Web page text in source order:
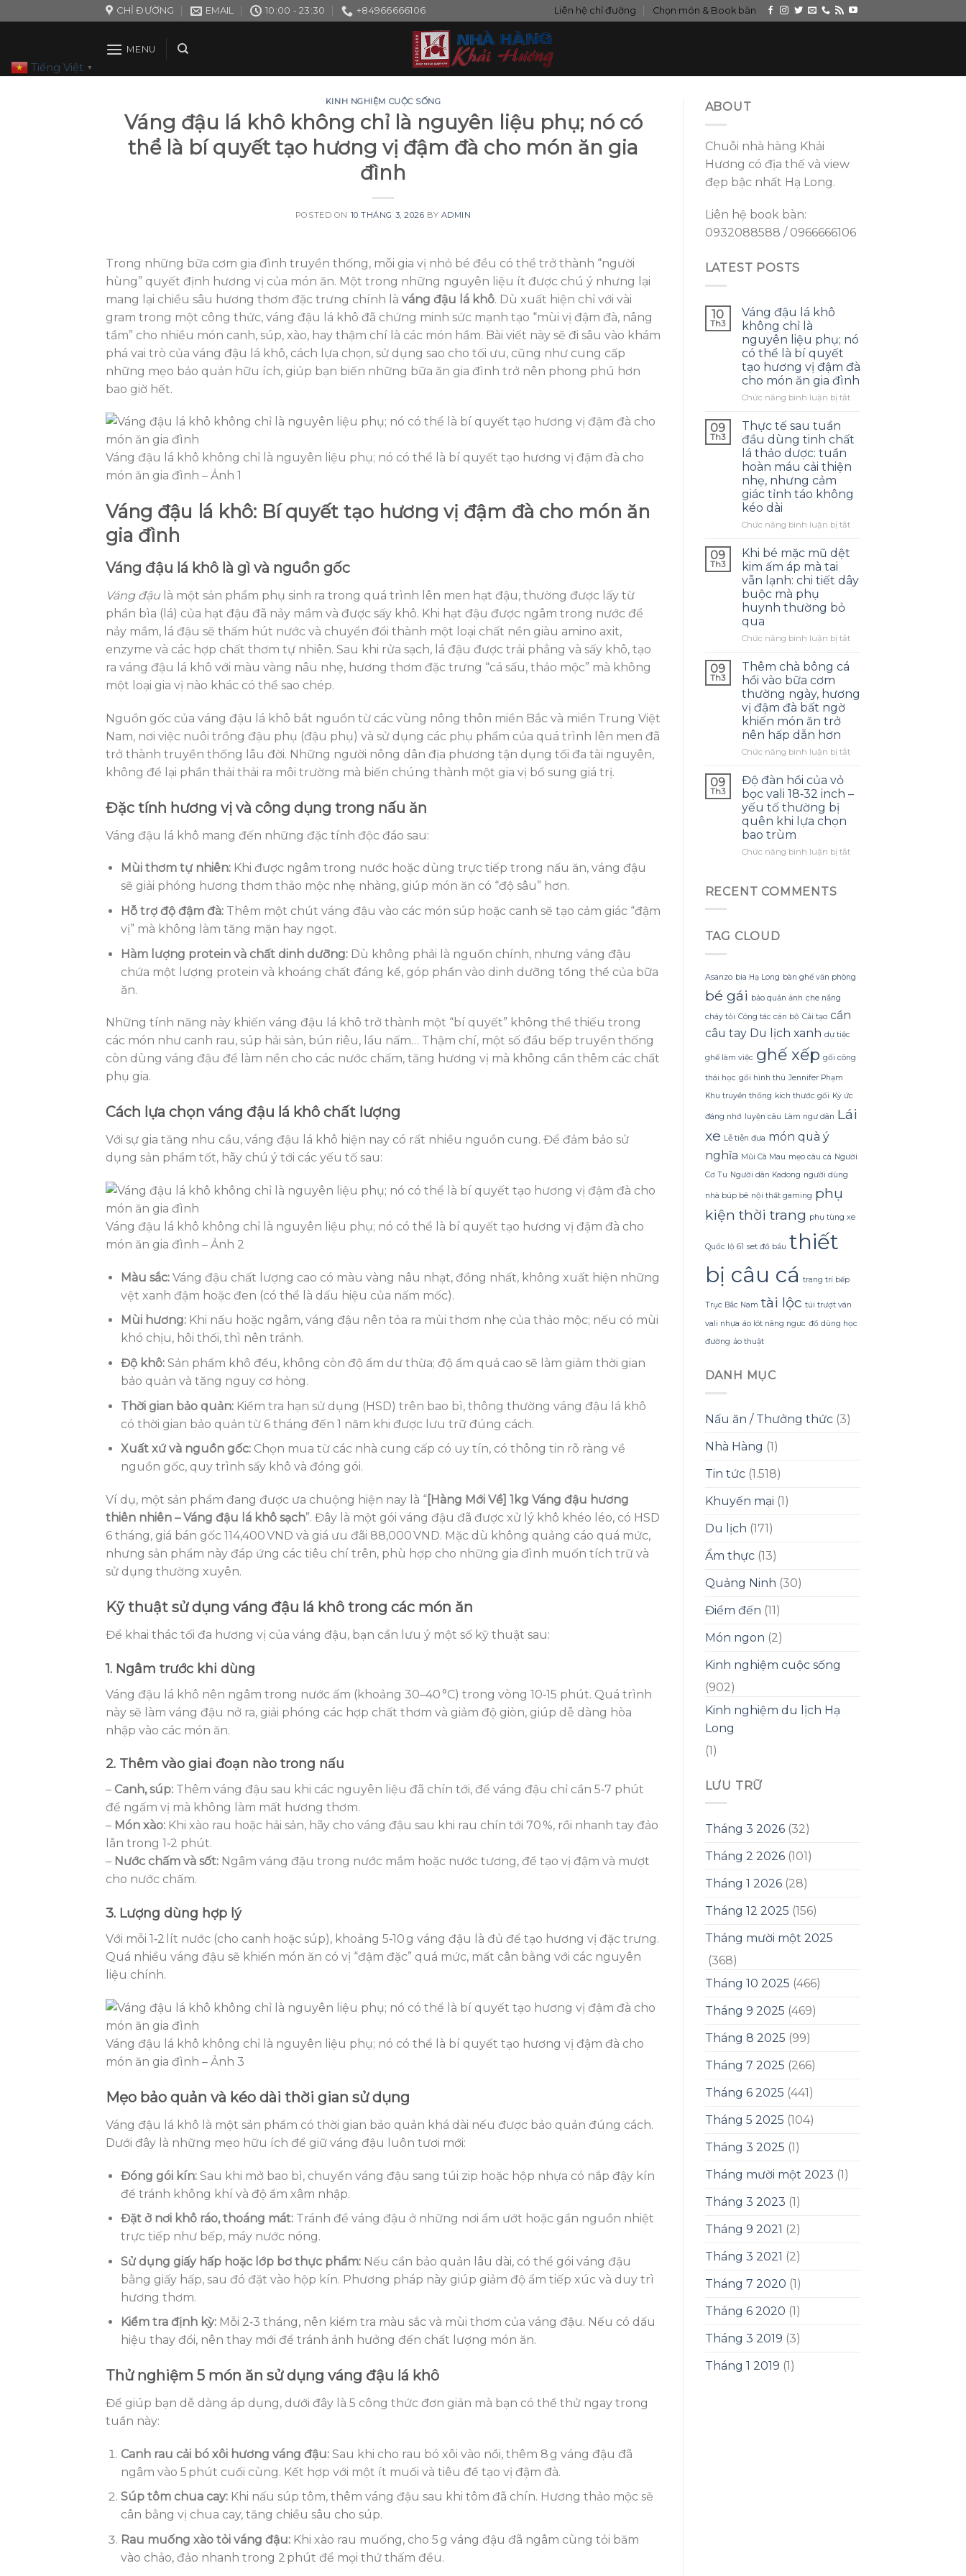
to
CHỈ ĐƯỜNG EMAIL 10:00 - 23:30 +84966666106 Liên hệ chỉ đường Chọn món & Book bàn
MENU
KINH NGHIỆM CUỘC SỐNG
Váng đậu lá khô không chỉ là nguyên liệu phụ; nó có
thể là bí quyết tạo hương vị đậm đà cho món ăn gia
đình
POSTED ON 10 THÁNG 3, 2026 BY ADMIN
Trong những bữa cơm gia đình truyền thống, mỗi gia vị nhỏ bé đều có thể trở thành “người
hùng” quyết định hương vị của món ăn. Một trong những nguyên liệu ít được chú ý nhưng lại
mang lại chiều sâu hương thơm đặc trưng chính là váng đậu lá khô. Dù xuất hiện chỉ với vài
gram trong một công thức, váng đậu lá khô đã chứng minh sức mạnh tạo “mùi vị đậm đà, nâng
tầm” cho nhiều món canh, súp, xào, hay thậm chí là các món hầm. Bài viết này sẽ đi sâu vào khám
phá vai trò của váng đậu lá khô, cách lựa chọn, sử dụng sao cho tối ưu, cũng như cung cấp
những mẹo bảo quản hữu ích, giúp bạn biến những bữa ăn gia đình trở nên phong phú hơn
bao giờ hết.
Váng đậu lá khô không chỉ là nguyên liệu phụ; nó có thể là bí quyết tạo hương vị đậm đà cho
món ăn gia đình – Ảnh 1
Váng đậu lá khô: Bí quyết tạo hương vị đậm đà cho món ăn
gia đình
Váng đậu lá khô là gì và nguồn gốc
Váng đậu là một sản phẩm phụ sinh ra trong quá trình lên men hạt đậu, thường được lấy từ
phần bìa (lá) của hạt đậu đã nảy mầm và được sấy khô. Khi hạt đậu được ngâm trong nước để
nảy mầm, lá đậu sẽ thấm hút nước và chuyển đổi thành một loại chất nền giàu amino axit,
enzyme và các hợp chất thơm tự nhiên. Sau khi rửa sạch, lá đậu được trải phẳng và sấy khô, tạo
ra váng đậu lá khô với màu vàng nâu nhẹ, hương thơm đặc trưng “cá sấu, thảo mộc” mà không
một loại gia vị nào khác có thể sao chép.
Nguồn gốc của váng đậu lá khô bắt nguồn từ các vùng nông thôn miền Bắc và miền Trung Việt
Nam, nơi việc nuôi trồng đậu phụ (đậu phụ) và sử dụng các phụ phẩm của quá trình lên men đã
trở thành truyền thống lâu đời. Những người nông dân địa phương tận dụng tối đa tài nguyên,
không để lại phần thải thải ra môi trường mà biến chúng thành một gia vị bổ sung giá trị.
Đặc tính hương vị và công dụng trong nấu ăn
Váng đậu lá khô mang đến những đặc tính độc đáo sau:
Mùi thơm tự nhiên:Khi được ngâm trong nước hoặc dùng trực tiếp trong nấu ăn, váng đậu
sẽ giải phóng hương thơm thảo mộc nhẹ nhàng, giúp món ăn có “độ sâu” hơn.
Hỗ trợ độ đậm đà:Thêm một chút váng đậu vào các món súp hoặc canh sẽ tạo cảm giác “đậm
vị” mà không làm tăng mặn hay ngọt.
Hàm lượng protein và chất dinh dưỡng:Dù không phải là nguồn chính, nhưng váng đậu
chứa một lượng protein và khoáng chất đáng kể, góp phần vào dinh dưỡng tổng thể của bữa
ăn.
Những tính năng này khiến váng đậu lá khô trở thành một “bí quyết” không thể thiếu trong
các món như canh rau, súp hải sản, bún riêu, lẩu nấm… Thậm chí, một số đầu bếp truyền thống
còn dùng váng đậu để làm nền cho các nước chấm, tăng hương vị mà không cần thêm các chất
phụ gia.
Cách lựa chọn váng đậu lá khô chất lượng
Với sự gia tăng nhu cầu, váng đậu lá khô hiện nay có rất nhiều nguồn cung. Để đảm bảo sử
dụng sản phẩm tốt, hãy chú ý tới các yếu tố sau:
Váng đậu lá khô không chỉ là nguyên liệu phụ; nó có thể là bí quyết tạo hương vị đậm đà cho
món ăn gia đình – Ảnh 2
Màu sắc:Váng đậu chất lượng cao có màu vàng nâu nhạt, đồng nhất, không xuất hiện những
vệt xanh đậm hoặc đen (có thể là dấu hiệu của nấm mốc).
Mùi hương:Khi nấu hoặc ngâm, váng đậu nên tỏa ra mùi thơm nhẹ của thảo mộc; nếu có mùi
khó chịu, hôi thối, thì nên tránh.
Độ khô:Sản phẩm khô đều, không còn độ ẩm dư thừa; độ ẩm quá cao sẽ làm giảm thời gian
bảo quản và tăng nguy cơ hỏng.
Thời gian bảo quản:Kiểm tra hạn sử dụng (HSD) trên bao bì, thông thường váng đậu lá khô
có thời gian bảo quản từ 6 tháng đến 1 năm khi được lưu trữ đúng cách.
Xuất xứ và nguồn gốc:Chọn mua từ các nhà cung cấp có uy tín, có thông tin rõ ràng về
nguồn gốc, quy trình sấy khô và đóng gói.
Ví dụ, một sản phẩm đang được ưa chuộng hiện nay là “[Hàng Mới Về] 1kg Váng đậu hương
thiên nhiên – Váng đậu lá khô sạch”. Đây là một gói váng đậu đã được xử lý khô khéo léo, có HSD
6 tháng, giá bán gốc 114,400 VND và giá ưu đãi 88,000 VND. Mặc dù không quảng cáo quá mức,
nhưng sản phẩm này đáp ứng các tiêu chí trên, phù hợp cho những gia đình muốn tích trữ và
sử dụng thường xuyên.
Kỹ thuật sử dụng váng đậu lá khô trong các món ăn
Để khai thác tối đa hương vị của váng đậu, bạn cần lưu ý một số kỹ thuật sau:
1. Ngâm trước khi dùng
Váng đậu lá khô nên ngâm trong nước ấm (khoảng 30–40 °C) trong vòng 10‑15 phút. Quá trình
này sẽ làm váng đậu nở ra, giải phóng các hợp chất thơm và giảm độ giòn, giúp dễ dàng hòa
nhập vào các món ăn.
2. Thêm vào giai đoạn nào trong nấu
– Canh, súp: Thêm váng đậu sau khi các nguyên liệu đã chín tới, để váng đậu chỉ cần 5‑7 phút
để ngấm vị mà không làm mất hương thơm.
– Món xào: Khi xào rau hoặc hải sản, hãy cho váng đậu sau khi rau chín tới 70 %, rồi nhanh tay đảo
lẫn trong 1‑2 phút.
– Nước chấm và sốt: Ngâm váng đậu trong nước mắm hoặc nước tương, để tạo vị đậm và mượt
cho nước chấm.
3. Lượng dùng hợp lý
Với mỗi 1‑2 lít nước (cho canh hoặc súp), khoảng 5‑10 g váng đậu là đủ để tạo hương vị đặc trưng.
Quá nhiều váng đậu sẽ khiến món ăn có vị “đậm đặc” quá mức, mất cân bằng với các nguyên
liệu chính.
Váng đậu lá khô không chỉ là nguyên liệu phụ; nó có thể là bí quyết tạo hương vị đậm đà cho
món ăn gia đình – Ảnh 3
Mẹo bảo quản và kéo dài thời gian sử dụng
Váng đậu lá khô là một sản phẩm có thời gian bảo quản khá dài nếu được bảo quản đúng cách.
Dưới đây là những mẹo hữu ích để giữ váng đậu luôn tươi mới:
Đóng gói kín:Sau khi mở bao bì, chuyển váng đậu sang túi zip hoặc hộp nhựa có nắp đậy kín
để tránh không khí và độ ẩm xâm nhập.
Đặt ở nơi khô ráo, thoáng mát:Tránh để váng đậu ở những nơi ẩm ướt hoặc gần nguồn nhiệt
trực tiếp như bếp, máy nước nóng.
Sử dụng giấy hấp hoặc lớp bơ thực phẩm:Nếu cần bảo quản lâu dài, có thể gói váng đậu
bằng giấy hấp, sau đó đặt vào hộp kín. Phương pháp này giúp giảm độ ẩm tiếp xúc và duy trì
hương thơm.
Kiểm tra định kỳ:Mỗi 2‑3 tháng, nên kiểm tra màu sắc và mùi thơm của váng đậu. Nếu có dấu
hiệu thay đổi, nên thay mới để tránh ảnh hưởng đến chất lượng món ăn.
Thử nghiệm 5 món ăn sử dụng váng đậu lá khô
Để giúp bạn dễ dàng áp dụng, dưới đây là 5 công thức đơn giản mà bạn có thể thử ngay trong
tuần này:
Canh rau cải bó xôi hương váng đậu:Sau khi cho rau bó xôi vào nồi, thêm 8 g váng đậu đã
ngâm vào 5 phút cuối cùng. Kết hợp với một ít muối và tiêu để tạo vị đậm đà.
Súp tôm chua cay:Khi nấu súp tôm, thêm váng đậu sau khi tôm đã chín. Hương thảo mộc sẽ
cân bằng vị chua cay, tăng chiều sâu cho súp.
Rau muống xào tỏi váng đậu:Khi xào rau muống, cho 5 g váng đậu đã ngâm cùng tỏi băm
vào chảo, đảo nhanh trong 2 phút để mọi thứ thấm đều.
ABOUT
Chuỗi nhà hàng Khải
Hương có địa thế và view
đẹp bậc nhất Hạ Long.
Liên hệ book bàn:
0932088588 / 0966666106
LATEST POSTS
10
Th3
Váng đậu lá khô
không chỉ là
nguyên liệu phụ; nó
có thể là bí quyết
tạo hương vị đậm đà
cho món ăn gia đình
Chức năng bình luận bị tắtở
lá
khô
chỉ
nguyên
nó
thể
bí
đậm
ăn
gia
09
Th3
Thực tế sau tuần
đầu dùng tinh chất
lá thảo dược: tuần
hoàn máu cải thiện
nhẹ, nhưng cảm
giác tỉnh táo không
kéo dài
Chức năng bình luận bị tắtở
tế
sau
tuần
đầu
máu
cảm
táo
09
Th3
Khi bé mặc mũ dệt
kim ấm áp mà tai
vẫn lạnh: chi tiết dây
buộc mà phụ
huynh thường bỏ
qua
Chức năng bình luận bị tắtở
dệt
chi
phụ
09
Th3
Thêm chà bông cá
hồi vào bữa cơm
thường ngày, hương
vị đậm đà bất ngờ
khiến món ăn trở
nên hấp dẫn hơn
Chức năng bình luận bị tắtở
cơm
ăn
hấp
dẫn
09
Th3
Độ đàn hồi của vỏ
bọc vali 18‑32 inch –
yếu tố thường bị
quên khi lựa chọn
bao trùm
Chức năng bình luận bị tắtở
–
bị
quên
lựa
trùm
RECENT COMMENTS
TAG CLOUD
Asanzo bia Hạ Long bàn ghế văn phòng
bé gái bảo quản ảnh che nắng
cháy tỏi Công tác cán bộ Cải tạo cần
câu tay Du lịch xanh dự tiệc
ghế làm việc ghế xếp gối công
thái học gối hình thú Jennifer Phạm
Khu truyền thống kích thước gối Ký ức
đáng nhớ luyện câu Làm ngư dân Lái
xe Lễ tiễn đưa món quà ý
nghĩa Mũi Cà Mau mẹo câu cá Người
Cơ Tu Người dân Kadong người dùng
nhà búp bê nội thất gaming phụ
kiện thời trang phụ tùng xe
Quốc lộ 61 set đồ bầu thiết
bị câu cá trang trí bếp
Trục Bắc Nam tài lộc túi trượt ván
vali nhựa áo lót nâng ngực đồ dùng học
đường ảo thuật
DANH MỤC
Nấu ăn / Thưởng thức(3)
Nhà Hàng (1)
Tin tức(1.518)
Khuyến mại (1)
Du lịch (171)
Ẩm thực(13)
Quảng Ninh (30)
Điểm đến (11)
Món ngon (2)
Kinh nghiệm cuộc sống
(902)
Kinh nghiệm du lịch Hạ
Long
(1)
LƯU TRỮ
Tháng 3 2026(32)
Tháng 2 2026(101)
Tháng 1 2026(28)
Tháng 12 2025 (156)
Tháng mười một 2025
(368)
Tháng 10 2025 (466)
Tháng 9 2025 (469)
Tháng 8 2025 (99)
Tháng 7 2025 (266)
Tháng 6 2025 (441)
Tháng 5 2025 (104)
Tháng 3 2025 (1)
Tháng mười một 2023 (1)
Tháng 3 2023 (1)
Tháng 9 2021 (2)
Tháng 3 2021 (2)
Tháng 7 2020 (1)
Tháng 6 2020 (1)
Tháng 3 2019 (3)
Tháng 1 2019 (1)
Tiếng Việt ▼